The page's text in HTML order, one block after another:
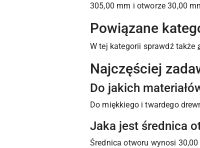
305,00 mm i otworze 30,00
Powiązane
W tej kategorii sprawdź także
Najczęściej
Do jakich
Do miękkiego i twardego
Jaka jest średnica
Średnica otworu wynosi 30,00